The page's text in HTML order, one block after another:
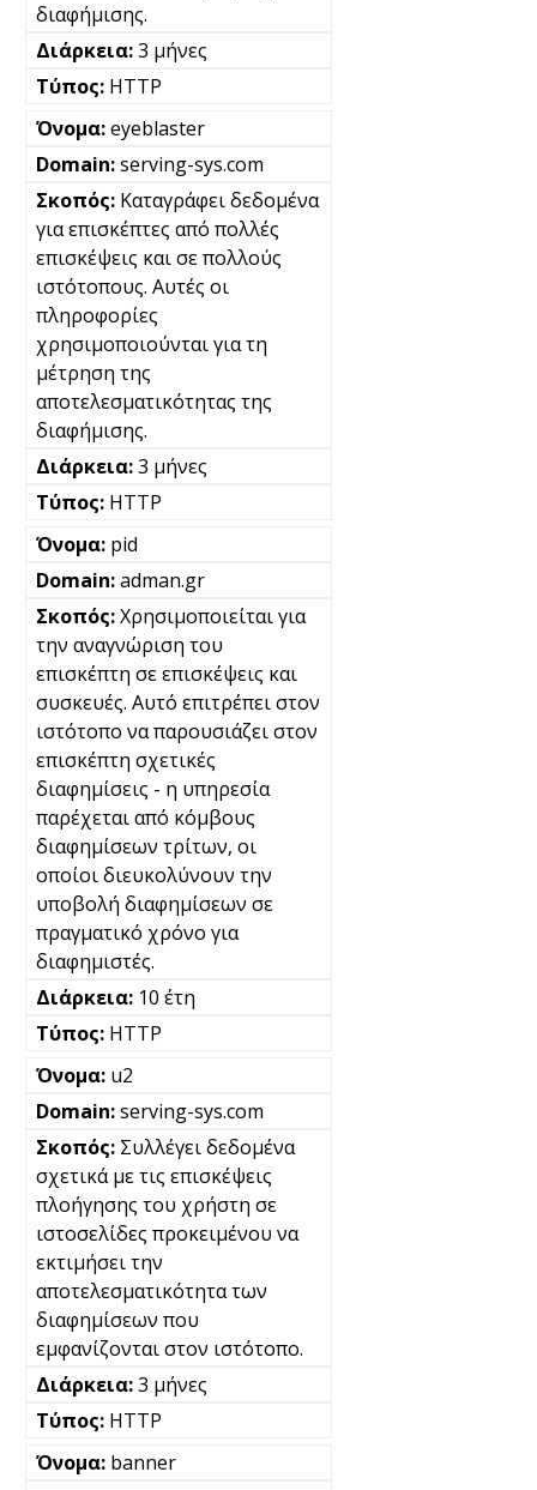
διαφήμισης.
3 μήνες
HTTP
eyeblaster
serving-sys.com
Καταγράφει δεδομένα
για επισκέπτες από πολλές
επισκέψεις και σε πολλούς
ιστότοπους. Αυτές οι
πληροφορίες
χρησιμοποιούνται για τη
μέτρηση της
αποτελεσματικότητας της
διαφήμισης.
3 μήνες
HTTP
pid
adman.gr
Χρησιμοποιείται για
την αναγνώριση του
επισκέπτη σε επισκέψεις και
συσκευές. Αυτό επιτρέπει στον
ιστότοπο να παρουσιάζει στον
επισκέπτη σχετικές
διαφημίσεις - η υπηρεσία
παρέχεται από κόμβους
διαφημίσεων τρίτων, οι
οποίοι διευκολύνουν την
υποβολή διαφημίσεων σε
πραγματικό χρόνο για
διαφημιστές.
10 έτη
HTTP
u2
serving-sys.com
Συλλέγει δεδομένα
σχετικά με τις επισκέψεις
πλοήγησης του χρήστη σε
ιστοσελίδες προκειμένου να
εκτιμήσει την
αποτελεσματικότητα των
διαφημίσεων που
εμφανίζονται στον ιστότοπο.
3 μήνες
HTTP
banner